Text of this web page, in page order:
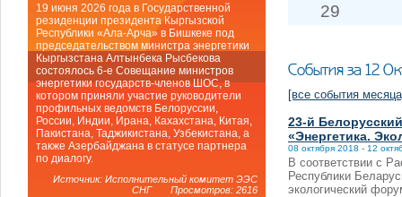
29
События за 12
[все события
23-й
«Энергетика.
08 октября 2018 - 12
В соответствии с
Республики
экологический
19 июня 2026 года в Государственной
резиденции президента Кыргызской
Республики «Ала-Арча» в Бишкеке под
председательством министра энергетики
Кыргызстана Алтынбека Рысбекова
состоялось 6-е Совещание министров
энергетики государств-членов ШОС, в
котором приняли участие руководители
профильных ведомств Белоруссии,
России, Индии, Ирана, Кахахстана, Китая,
Пакистана, Таджикистана, Узбекистана, а
также Азербайджана в статусе партнера
по диалогу.
Источник: Исполнительный комитет ЭЭС
СНГ Просмотров: 2616